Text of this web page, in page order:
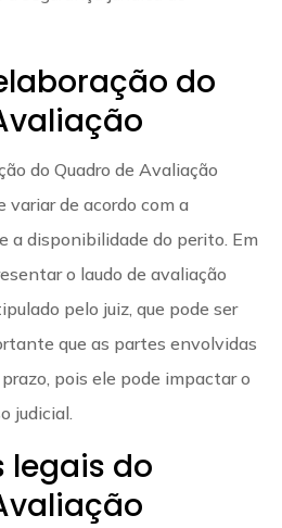
do
do Quadro de Avaliação
variar de acordo com a
a disponibilidade do perito. Em
o laudo de avaliação
pelo juiz, que pode ser
que as partes envolvidas
pois ele pode impactar o
judicial.
legais do